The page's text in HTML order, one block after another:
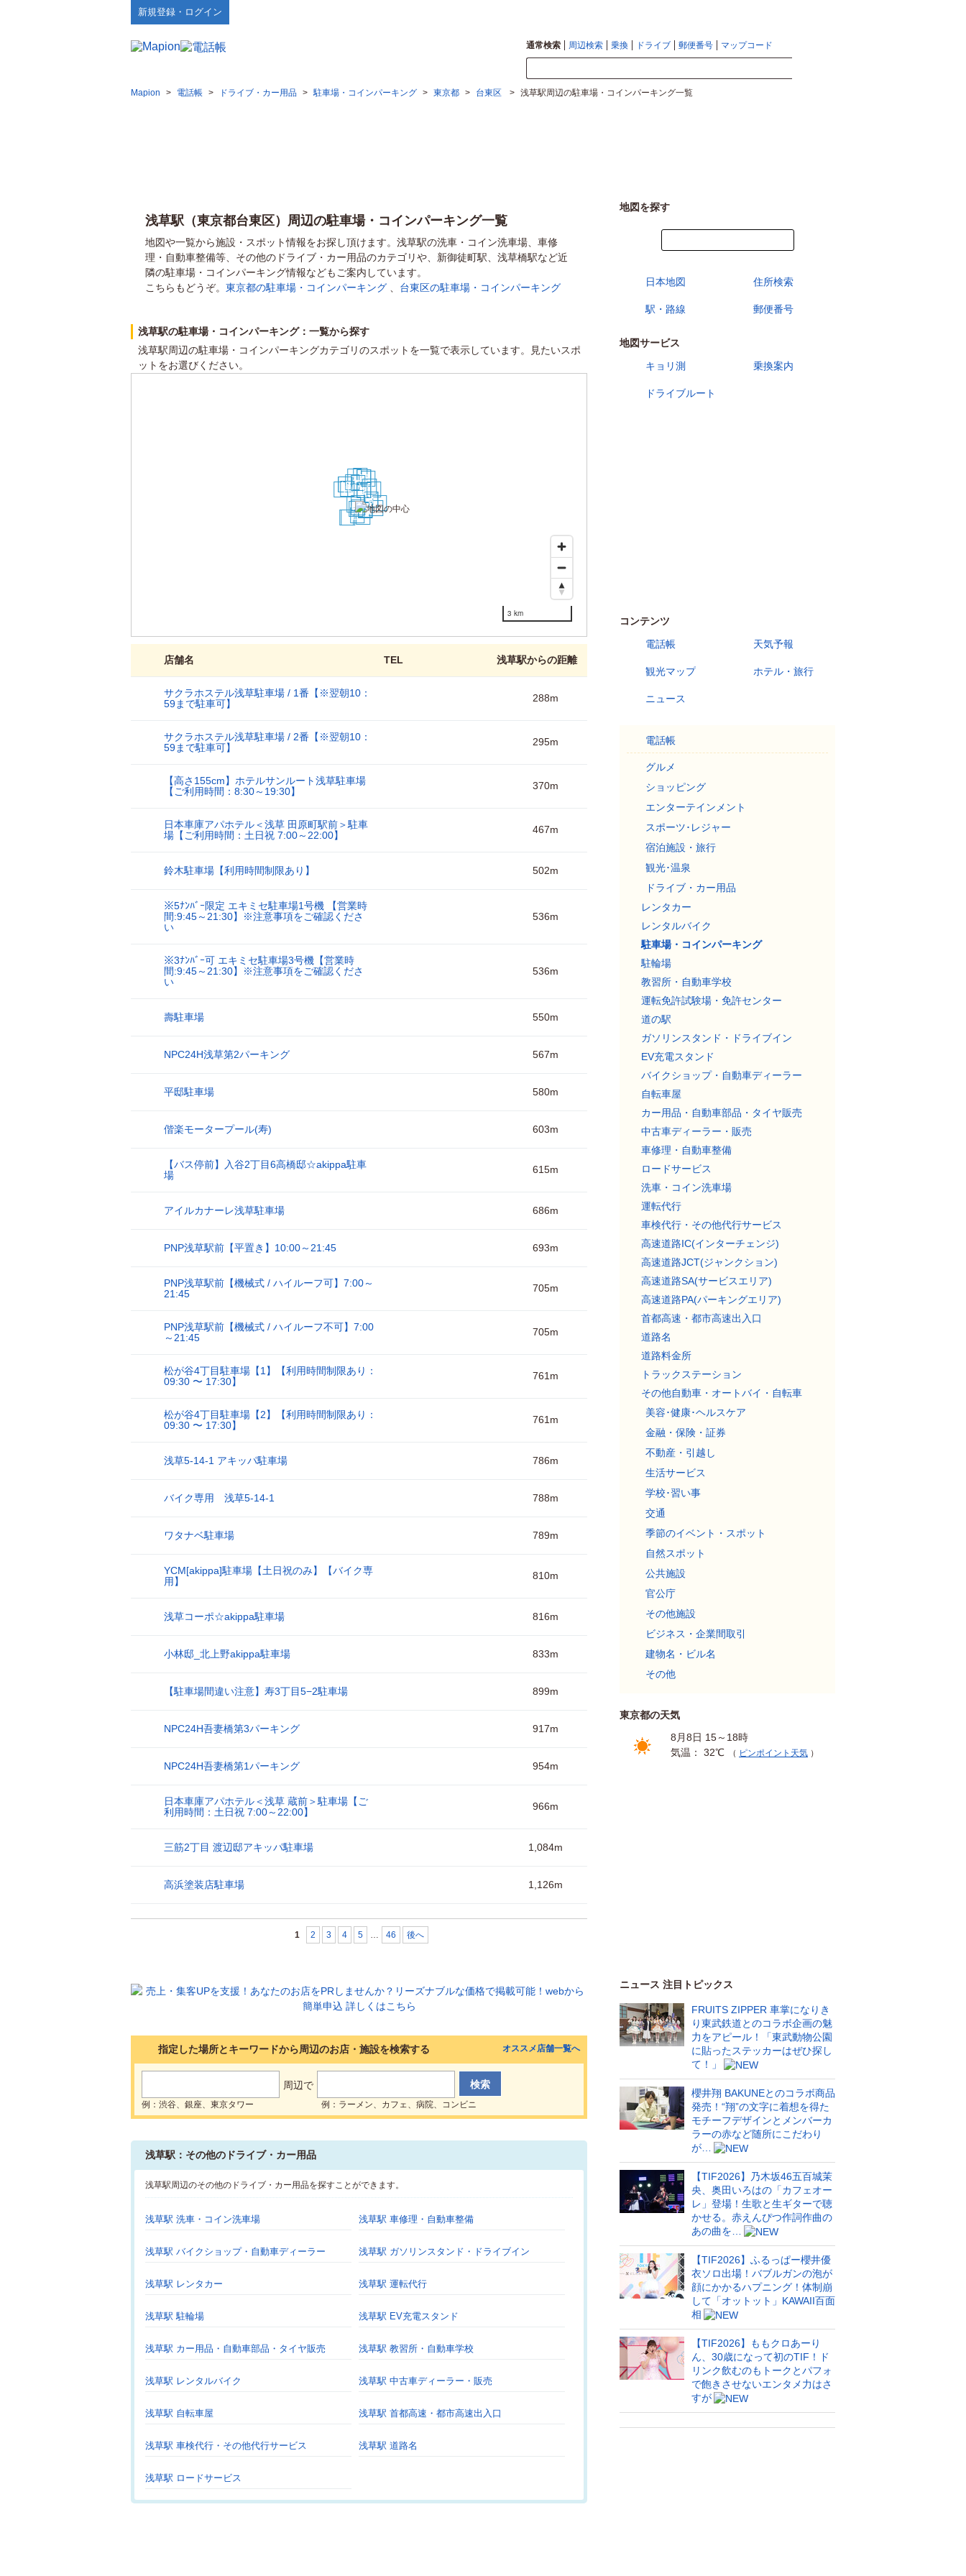
新規登録・ログイン
通常検索 周辺検索 乗換 ドライブ 郵便番号 マップコード
Mapion > 電話帳 > ドライブ・カー用品 > 駐車場・コインパーキング > 東京都 > 台東区 > 浅草駅周辺の駐車場・コインパーキング一覧
浅草駅（東京都台東区）周辺の駐車場・コインパーキング一覧
地図や一覧から施設・スポット情報をお探し頂けます。浅草駅の洗車・コイン洗車場、車修
理・自動車整備等、その他のドライブ・カー用品のカテゴリや、新御徒町駅、浅草橋駅など近
隣の駐車場・コインパーキング情報などもご案内しています。
こちらもどうぞ。 東京都の駐車場・コインパーキング 台東区の駐車場・コインパーキング
浅草駅の駐車場・コインパーキング：一覧から探す
浅草駅周辺の駐車場・コインパーキングカテゴリのスポットを一覧で表示しています。見たいスポ
ットをお選びください。
1
2
3
4
5
6
7
8
9
10
11
12
13
14
15
16
17
18 19
2021
2223
24
25 26
27
28
29
30
3 km
店舗名 TEL 浅草駅からの距離
サクラホステル浅草駐車場 / 1番【※翌朝10：
59まで駐車可】
288m
サクラホステル浅草駐車場 / 2番【※翌朝10：
59まで駐車可】
295m
【高さ155cm】ホテルサンルート浅草駐車場
【ご利用時間：8:30～19:30】
370m
日本車庫アパホテル＜浅草 田原町駅前＞駐車
場【ご利用時間：土日祝 7:00～22:00】
467m
鈴木駐車場【利用時間制限あり】 502m
※5ﾅﾝﾊﾞｰ限定 エキミセ駐車場1号機 【営業時
間:9:45～21:30】※注意事項をご確認くださ
い
536m
※3ﾅﾝﾊﾞｰ可 エキミセ駐車場3号機【営業時
間:9:45～21:30】※注意事項をご確認くださ
い
536m
壽駐車場 550m
NPC24H浅草第2パーキング 567m
平邸駐車場 580m
偕楽モータープール(寿) 603m
【バス停前】入谷2丁目6高橋邸☆akippa駐車
場
615m
アイルカナーレ浅草駐車場 686m
PNP浅草駅前【平置き】10:00～21:45 693m
PNP浅草駅前【機械式 / ハイルーフ可】7:00～
21:45
705m
PNP浅草駅前【機械式 / ハイルーフ不可】7:00
～21:45
705m
松が谷4丁目駐車場【1】【利用時間制限あり：
09:30 〜 17:30】
761m
松が谷4丁目駐車場【2】【利用時間制限あり：
09:30 〜 17:30】
761m
浅草5-14-1 アキッパ駐車場 786m
バイク専用 浅草5-14-1 788m
ワタナベ駐車場 789m
YCM[akippa]駐車場【土日祝のみ】【バイク専
用】
810m
浅草コーポ☆akippa駐車場 816m
小林邸_北上野akippa駐車場 833m
【駐車場間違い注意】寿3丁目5−2駐車場 899m
NPC24H吾妻橋第3パーキング 917m
NPC24H吾妻橋第1パーキング 954m
日本車庫アパホテル＜浅草 蔵前＞駐車場【ご
利用時間：土日祝 7:00～22:00】
966m
三筋2丁目 渡辺邸アキッパ駐車場 1,084m
高浜塗装店駐車場 1,126m
1 2 3 4 5 … 46 後へ
指定した場所とキーワードから周辺のお店・施設を検索する
周辺で
例：渋谷、銀座、東京タワー 例：ラーメン、カフェ、病院、コンビニ
オススメ店舗一覧へ
浅草駅：その他のドライブ・カー用品
浅草駅周辺のその他のドライブ・カー用品を探すことができます。
浅草駅 洗車・コイン洗車場 浅草駅 車修理・自動車整備
浅草駅 バイクショップ・自動車ディーラー 浅草駅 ガソリンスタンド・ドライブイン
浅草駅 レンタカー 浅草駅 運転代行
浅草駅 駐輪場 浅草駅 EV充電スタンド
浅草駅 カー用品・自動車部品・タイヤ販売 浅草駅 教習所・自動車学校
浅草駅 レンタルバイク 浅草駅 中古車ディーラー・販売
浅草駅 自転車屋 浅草駅 首都高速・都市高速出入口
浅草駅 車検代行・その他代行サービス 浅草駅 道路名
浅草駅 ロードサービス
地図を探す
日本地図 住所検索
駅・路線 郵便番号
地図サービス
キョリ測
乗換案内
ドライブルート
コンテンツ
電話帳
天気予報
観光マップ ホテル・旅行
ニュース
電話帳
グルメ
ショッピング
エンターテインメント
スポーツ･レジャー
宿泊施設・旅行
観光･温泉
ドライブ・カー用品
レンタカー
レンタルバイク
駐車場・コインパーキング
駐輪場
教習所・自動車学校
運転免許試験場・免許センター
道の駅
ガソリンスタンド・ドライブイン
EV充電スタンド
バイクショップ・自動車ディーラー
自転車屋
カー用品・自動車部品・タイヤ販売
中古車ディーラー・販売
車修理・自動車整備
ロードサービス
洗車・コイン洗車場
運転代行
車検代行・その他代行サービス
高速道路IC(インターチェンジ)
高速道路JCT(ジャンクション)
高速道路SA(サービスエリア)
高速道路PA(パーキングエリア)
首都高速・都市高速出入口
道路名
道路料金所
トラックステーション
その他自動車・オートバイ・自転車
美容･健康･ヘルスケア
金融・保険・証券
不動産・引越し
生活サービス
学校･習い事
交通
季節のイベント・スポット
自然スポット
公共施設
官公庁
その他施設
ビジネス・企業間取引
建物名・ビル名
その他
東京都の天気
8月8日 15～18時
気温： 32℃
（ ピンポイント天気 ）
ニュース 注目トピックス
FRUITS ZIPPER 車掌になりき
り東武鉄道とのコラボ企画の魅
力をアピール！「東武動物公園
に貼ったステッカーはぜひ探し
て！」
櫻井翔 BAKUNEとのコラボ商品
発売！“翔”の文字に着想を得た
モチーフデザインとメンバーカ
ラーの赤など随所にこだわり
が…
【TIF2026】乃木坂46五百城茉
央、奥田いろはの「カフェオー
レ」登場！生歌と生ギターで聴
かせる。赤えんぴつ作詞作曲の
あの曲を…
【TIF2026】ふるっぱー櫻井優
衣ソロ出場！バブルガンの泡が
顔にかかるハプニング！体制崩
して「オットット」KAWAII百面
相
【TIF2026】ももクロあーり
ん、30歳になって初のTIF！ド
リンク飲むのもトークとパフォ
で飽きさせないエンタメ力はさ
すが